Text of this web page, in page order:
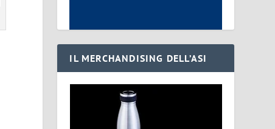
IL MERCHANDISING DELL’ASI